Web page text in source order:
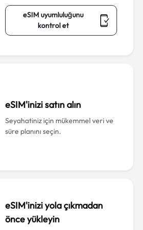
eSIM uyumluluğunu
kontrol et
eSIM'inizi satın alın
Seyahatiniz için mükemmel veri ve
süre planını seçin.
eSIM'inizi yola çıkmadan
önce yükleyin